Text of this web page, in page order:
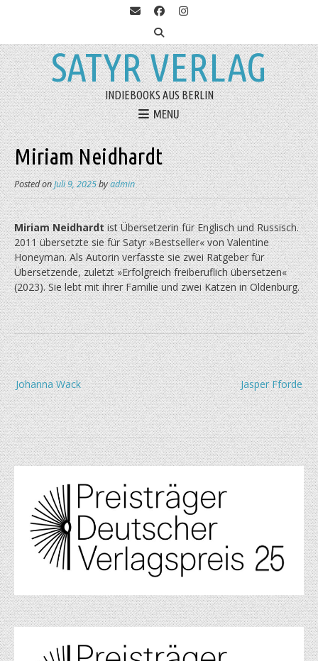
SATYR VERLAG
INDIEBOOKS AUS BERLIN
MENU
Miriam Neidhardt
Posted onJuli 9, 2025byadmin
Miriam Neidhardtist Über­set­zerin für Englisch und Russisch.
2011 übersetzte sie für Satyr »Bestseller« von Valentine
Honeyman. Als Autorin verfasste sie zwei Ratgeber für
Übersetzende, zu­letzt »Er­folg­reich freiberuflich überset­zen«
(2023). Sie lebt mit ihrer Familie und zwei Katzen in Oldenburg.
Beitragsnavigation
Jasper Fforde
Johanna Wack